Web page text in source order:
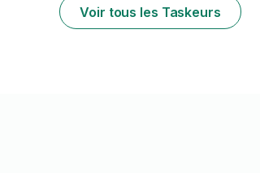
besoins et respecte votre intérieur.
Voir tous les Taskeurs